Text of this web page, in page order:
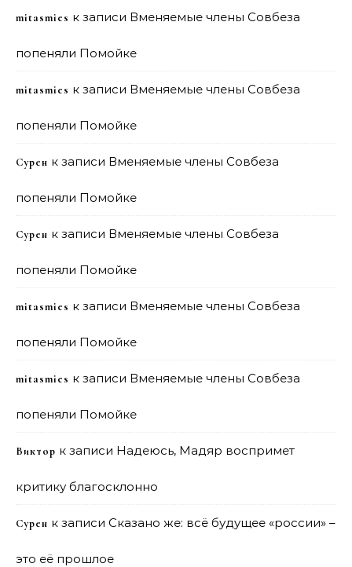
mitasmies к записи Вменяемые члены Совбеза
попеняли Помойке
mitasmies к записи Вменяемые члены Совбеза
попеняли Помойке
Сурен к записи Вменяемые члены Совбеза
попеняли Помойке
Сурен к записи Вменяемые члены Совбеза
попеняли Помойке
mitasmies к записи Вменяемые члены Совбеза
попеняли Помойке
mitasmies к записи Вменяемые члены Совбеза
попеняли Помойке
Виктор к записи Надеюсь, Мадяр воспримет
критику благосклонно
Сурен к записи Сказано же: всё будущее «россии» –
это её прошлое